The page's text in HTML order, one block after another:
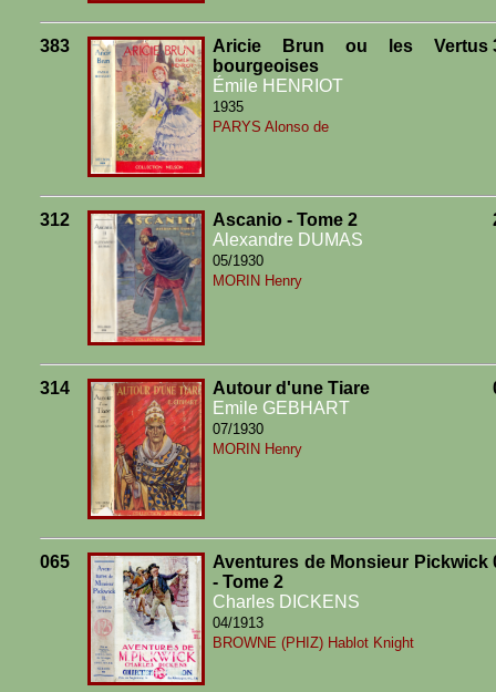
383
Aricie Brun ou les Vertus
bourgeoises
Émile HENRIOT
1935
PARYS Alonso de
312
Ascanio - Tome 2
Alexandre DUMAS
05/1930
MORIN Henry
314
Autour d'une Tiare
Emile GEBHART
07/1930
MORIN Henry
065
Aventures de Monsieur Pickwick
- Tome 2
Charles DICKENS
04/1913
BROWNE (PHIZ) Hablot Knight